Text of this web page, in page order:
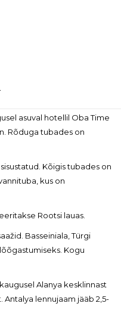
asuval hotellil Oba Time
Rõduga tubades on
Kõigis tubades on
kus on
Rootsi lauas.
Basseiniala, Türgi
Kogu
Alanya kesklinnast
Antalya lennujaam jääb 2,5-